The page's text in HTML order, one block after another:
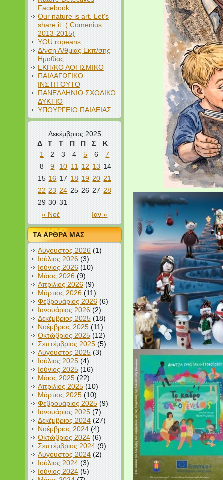
Facebook
Our nature is art. Let's
share it. ( Comenius
2013-2015)
YOU ropeans
Δ/νση Α/θμιας Εκπ/σης
Ημαθίας
ΕΚΠ/ΚΟ ΛΟΓΙΣΜΙΚΟ
ΠΑΙΔΑΓΩΓΙΚΟ
ΙΝΣΤΙΤΟΥΤΟ
ΠΑΝΕΛΛΗΝΙΟ ΣΧΟΛΙΚΟ
ΔΥΚΤΙΟ
ΥΠΟΥΡΓΕΙΟ ΠΑΙΔΕΙΑΣ
Δεκέμβριος 2025
Δ
Τ Τ Π Π Σ Κ
« Νοέ Ιαν »
1 2 3 4 5 6
7
8
9 10 11 12 13 14
15 16 17 18 19 20 21
22 23 24 25 26 27 28
29 30 31
ΤΑ ΑΡΘΡΑ ΜΑΣ
Αύγουστος 2026(1)
Ιούλιος 2026(3)
Ιούνιος 2026(10)
Μάιος 2026(9)
Απρίλιος 2026(9)
Μάρτιος 2026(11)
Φεβρουάριος 2026(6)
Ιανουάριος 2026(2)
Δεκέμβριος 2025(18)
Νοέμβριος 2025(11)
Οκτώβριος 2025(12)
Σεπτέμβριος 2025(5)
Αύγουστος 2025(3)
Ιούλιος 2025(4)
Ιούνιος 2025(16)
Μάιος 2025(22)
Απρίλιος 2025(10)
Μάρτιος 2025(10)
Φεβρουάριος 2025(9)
Ιανουάριος 2025(7)
Δεκέμβριος 2024(27)
Νοέμβριος 2024(4)
Οκτώβριος 2024(6)
Σεπτέμβριος 2024(9)
Αύγουστος 2024(2)
Ιούλιος 2024(3)
Ιούνιος 2024(5)